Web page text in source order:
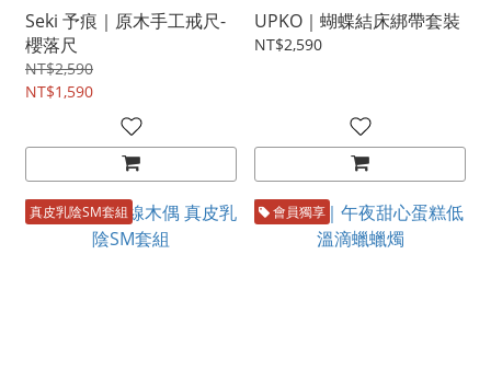
Seki 予痕｜原木手工戒尺-
櫻落尺
NT$2,590
NT$1,590
UPKO｜蝴蝶結床綁帶套裝
NT$2,590
真皮乳陰SM套組 會員獨享